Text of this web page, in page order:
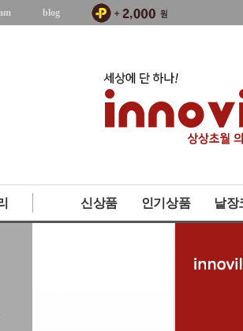
blog
신상품 인기상품 낱장